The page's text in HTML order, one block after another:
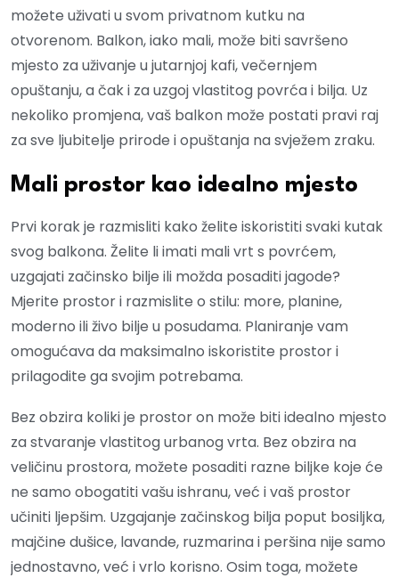
možete uživati u svom privatnom kutku na
otvorenom. Balkon, iako mali, može biti savršeno
mjesto za uživanje u jutarnjoj kafi, večernjem
opuštanju, a čak i za uzgoj vlastitog povrća i bilja. Uz
nekoliko promjena, vaš balkon može postati pravi raj
za sve ljubitelje prirode i opuštanja na svježem zraku.
Mali prostor kao idealno mjesto
Prvi korak je razmisliti kako želite iskoristiti svaki kutak
svog balkona. Želite li imati mali vrt s povrćem,
uzgajati začinsko bilje ili možda posaditi jagode?
Mjerite prostor i razmislite o stilu: more, planine,
moderno ili živo bilje u posudama. Planiranje vam
omogućava da maksimalno iskoristite prostor i
prilagodite ga svojim potrebama.
Bez obzira koliki je prostor on može biti idealno mjesto
za stvaranje vlastitog urbanog vrta. Bez obzira na
veličinu prostora, možete posaditi razne biljke koje će
ne samo obogatiti vašu ishranu, već i vaš prostor
učiniti ljepšim. Uzgajanje začinskog bilja poput bosiljka,
majčine dušice, lavande, ruzmarina i peršina nije samo
jednostavno, već i vrlo korisno. Osim toga, možete